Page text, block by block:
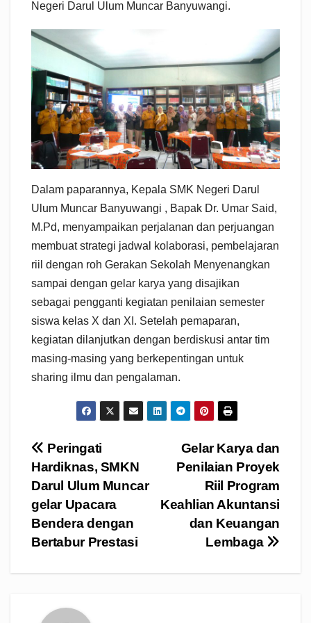
Negeri Darul Ulum Muncar Banyuwangi.
Dalam paparannya, Kepala SMK Negeri Darul
Ulum Muncar Banyuwangi , Bapak Dr. Umar Said,
M.Pd, menyampaikan perjalanan dan perjuangan
membuat strategi jadwal kolaborasi, pembelajaran
riil dengan roh Gerakan Sekolah Menyenangkan
sampai dengan gelar karya yang disajikan
sebagai pengganti kegiatan penilaian semester
siswa kelas X dan XI. Setelah pemaparan,
kegiatan dilanjutkan dengan berdiskusi antar tim
masing-masing yang berkepentingan untuk
sharing ilmu dan pengalaman.
Navigasi
pos
Gelar Karya dan
Penilaian Proyek
Riil Program
Keahlian Akuntansi
dan Keuangan
Lembaga
Peringati
Hardiknas, SMKN
Darul Ulum Muncar
gelar Upacara
Bendera dengan
Bertabur Prestasi